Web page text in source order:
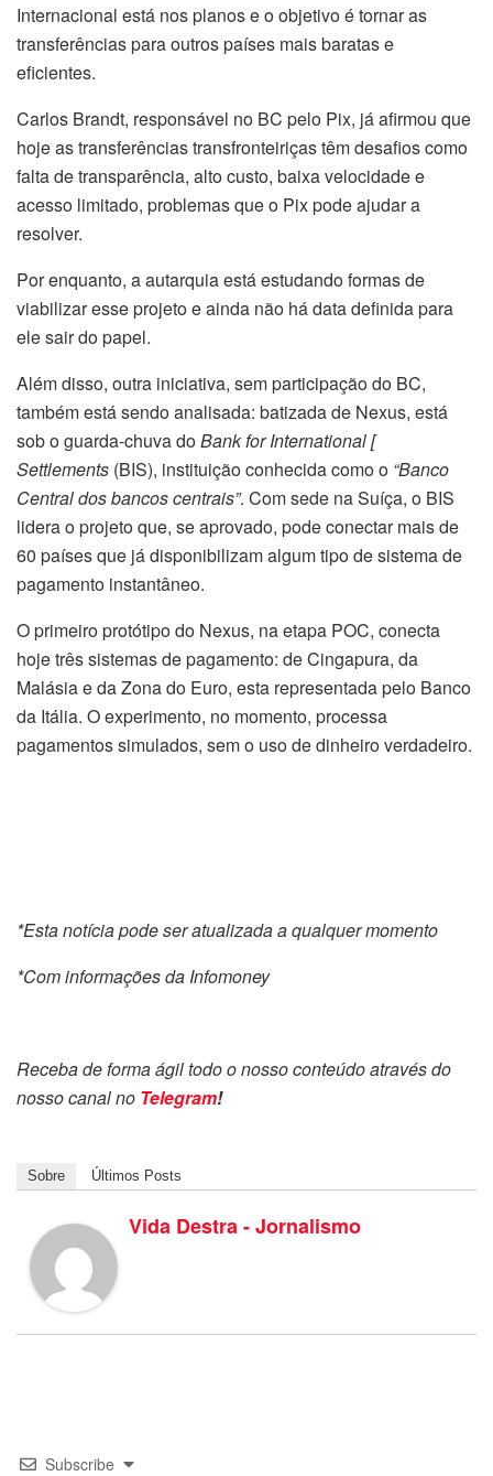
Internacional está nos planos e o objetivo é tornar as
transferências para outros países mais baratas e
eficientes.
Carlos Brandt, responsável no BC pelo Pix, já afirmou que
hoje as transferências transfronteiriças têm desafios como
falta de transparência, alto custo, baixa velocidade e
acesso limitado, problemas que o Pix pode ajudar a
resolver.
Por enquanto, a autarquia está estudando formas de
viabilizar esse projeto e ainda não há data definida para
ele sair do papel.
Além disso, outra iniciativa, sem participação do BC,
também está sendo analisada: batizada de Nexus, está
sob o guarda-chuva doBank for International [
Settlements (BIS), instituição conhecida como o “Banco
Central dos bancos centrais”. Com sede na Suíça, o BIS
lidera o projeto que, se aprovado, pode conectar mais de
60 países que já disponibilizam algum tipo de sistema de
pagamento instantâneo.
O primeiro protótipo do Nexus, na etapa POC, conecta
hoje três sistemas de pagamento: de Cingapura, da
Malásia e da Zona do Euro, esta representada pelo Banco
da Itália. O experimento, no momento, processa
pagamentos simulados, sem o uso de dinheiro verdadeiro.
*Esta notícia pode ser atualizada a qualquer momento
*Com informações da Infomoney
Receba de forma ágil todo o nosso conteúdo através do
nosso canal no Telegram!
Sobre Últimos Posts
Vida Destra - Jornalismo
Subscribe